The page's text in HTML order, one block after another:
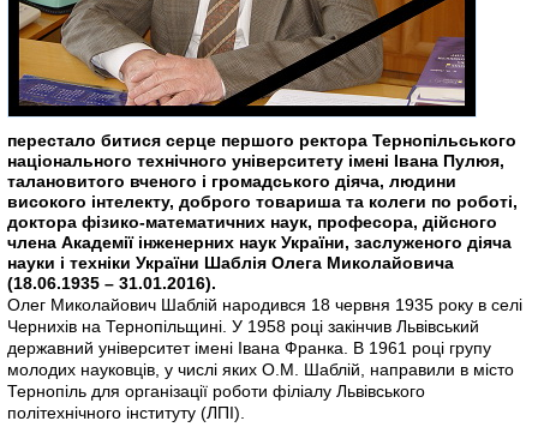
перестало битися серце першого ректора Тернопільського
національного технічного університету імені Івана Пулюя,
талановитого вченого і громадського діяча, людини
високого інтелекту, доброго товариша та колеги по роботі,
доктора фізико-математичних наук, професора, дійсного
члена Академії інженерних наук України, заслуженого діяча
науки і техніки України Шаблія Олега Миколайовича
(18.06.1935 – 31.01.2016).
Олег Миколайович Шаблій народився 18 червня 1935 року в селі
Чернихів на Тернопільщині. У 1958 році закінчив Львівський
державний університет імені Івана Франка. В 1961 році групу
молодих науковців, у числі яких О.М. Шаблій, направили в місто
Тернопіль для організації роботи філіалу Львівського
політехнічного інституту (ЛПІ).